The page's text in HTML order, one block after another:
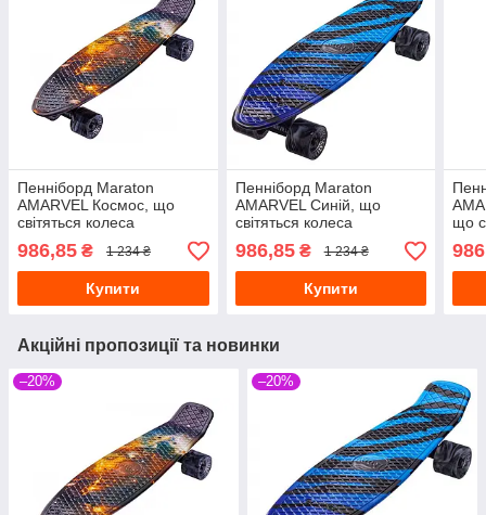
Пенніборд Maraton
AMARVEL Космос, що
світяться колеса
986,85 ₴ 1 234 ₴
Купити
Пенніборд Maraton
AMARVEL Синій, що
світяться колеса
986,85₴ 1 234 ₴
Купити
що
Акційні пропозиції та новинки
–20% –20%